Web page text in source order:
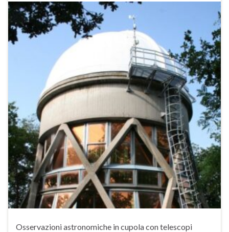
Osservazioni astronomiche in cupola con telescopi